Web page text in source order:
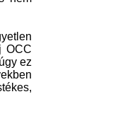
OCC
ez